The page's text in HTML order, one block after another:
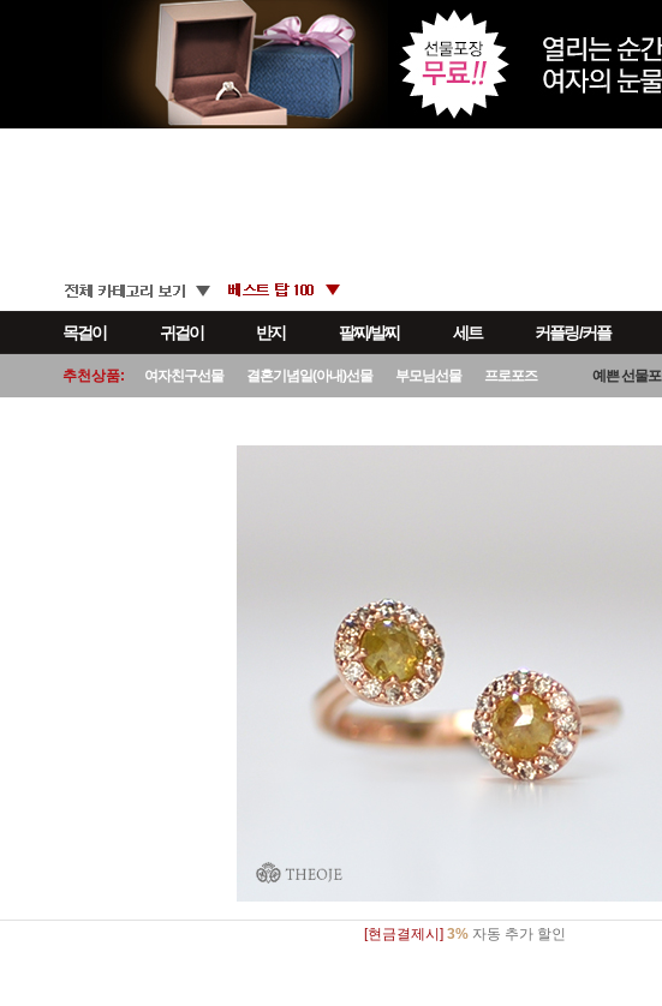
목걸이 귀걸이 반지 팔찌/발찌 세트 커플링/커플
추천상품: 여자친구선물 결혼기념일(아내)선물 부모님선물 프로포즈 예쁜 선물
[현금결제시] 3% 자동 추가 할인